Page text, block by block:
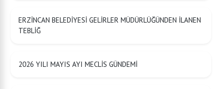
ERZİNCAN BELEDİYESİ GELİRLER MÜDÜRLÜĞÜNDEN İLANEN
TEBLİĞ
2026 YILI MAYIS AYI MECLİS GÜNDEMİ